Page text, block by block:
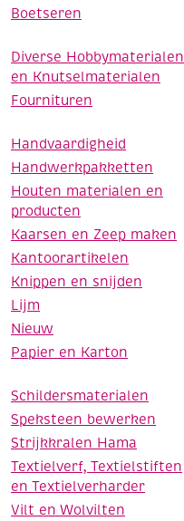
Boetseren
Diverse Hobbymaterialen
en Knutselmaterialen
Fournituren
Handvaardigheid
Handwerkpakketten
Houten materialen en
producten
Kaarsen en Zeep maken
Kantoorartikelen
Knippen en snijden
Lijm
Nieuw
Papier en Karton
Schildersmaterialen
Speksteen bewerken
Strijkkralen Hama
Textielverf, Textielstiften
en Textielverharder
Vilt en Wolvilten